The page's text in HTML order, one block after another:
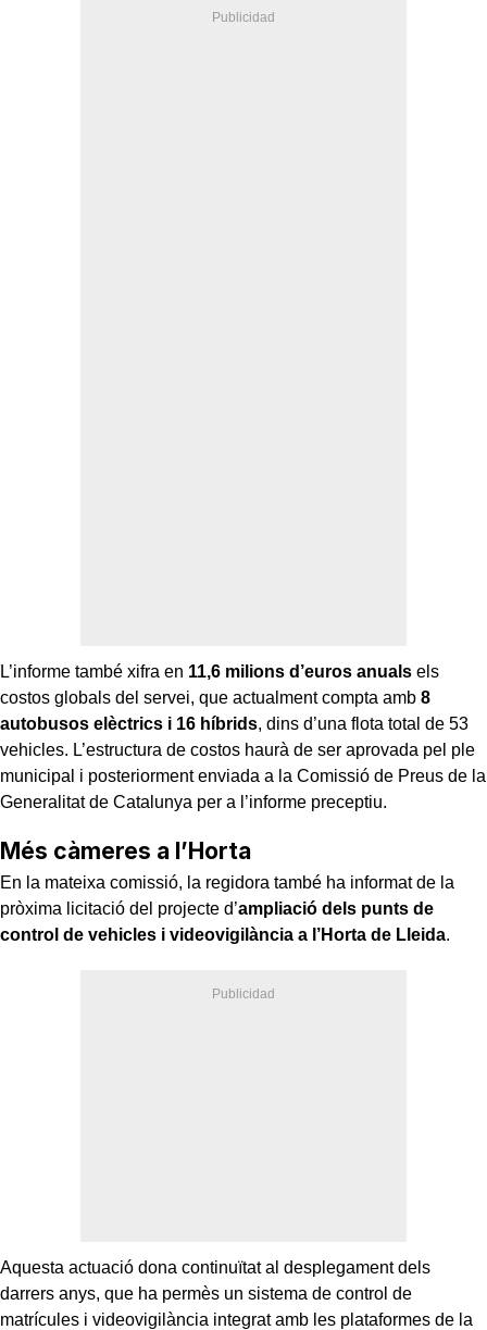
L’informe també xifra en 11,6 milions d’euros anuals els
costos globals del servei, que actualment compta amb 8
autobusos elèctrics i 16 híbrids, dins d’una flota total de 53
vehicles. L’estructura de costos haurà de ser aprovada pel ple
municipal i posteriorment enviada a la Comissió de Preus de la
Generalitat de Catalunya per a l’informe preceptiu.
Més càmeres a l’Horta
En la mateixa comissió, la regidora també ha informat de la
pròxima licitació del projecte d’ampliació dels punts de
control de vehicles i videovigilància a l’Horta de Lleida.
Aquesta actuació dona continuïtat al desplegament dels
darrers anys, que ha permès un sistema de control de
matrícules i videovigilància integrat amb les plataformes de la